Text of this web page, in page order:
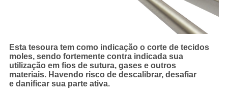
Esta tesoura tem como indicação o corte de tecidos
moles, sendo fortemente contra indicada sua
utilização em fios de sutura, gases e outros
materiais. Havendo risco de descalibrar, desafiar
e danificar sua parte ativa.